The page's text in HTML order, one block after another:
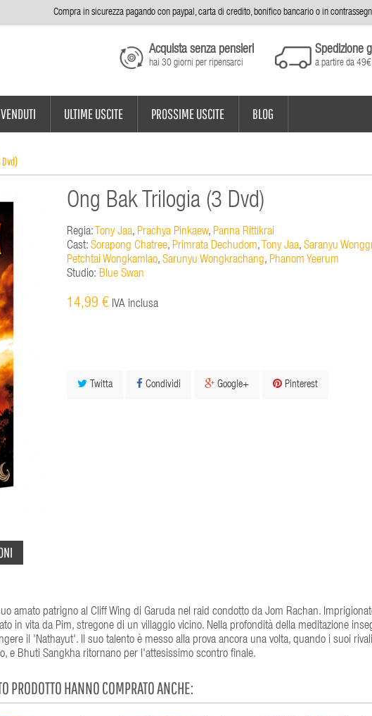
Compra in sicurezza pagando con paypal, carta di credito, bonifico bancario o in
Acquista senza pensieri
hai 30 giorni per ripensarci
Spedizione
a partire da 49€
ULTIME USCITE PROSSIME USCITE BLOG
Ong Bak Trilogia (3 Dvd)
Regia: Tony Jaa, Prachya Pinkaew, Panna Rittikrai
Cast: Sorapong Chatree, Primrata Dechudom, Tony Jaa, Saranyu
Petchtai Wongkamlao, Sarunyu Wongkrachang, Phanom Yeerum
Studio: Blue Swan
14,99 € IVA inclusa
Twitta Condividi Google+ Pinterest
amato patrigno al Cliff Wing di Garuda nel raid condotto da Jom Rachan.
in vita da Pim, stregone di un villaggio vicino. Nella profondità della meditazione
il 'Nathayut'. Il suo talento è messo alla prova ancora una volta, quando i suoi
e Bhuti Sangkha ritornano per l'attesissimo scontro finale.
PRODOTTO HANNO COMPRATO ANCHE: